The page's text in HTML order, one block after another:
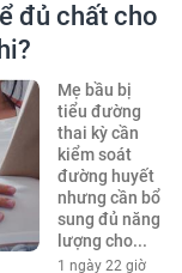
đủ chất cho
Mẹ bầu bị
tiểu đường
thai kỳ cần
kiểm soát
đường huyết
nhưng cần bổ
sung đủ năng
lượng cho...
1 ngày 22 giờ